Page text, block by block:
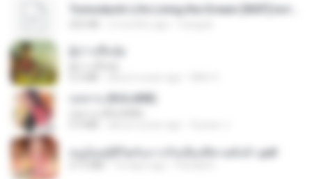
กุหลาบ (KULARB)
หนูน้อยสู้ชีวิตกับภารกิจเลี้ยงพี่ชายทั้งห้า.pdf